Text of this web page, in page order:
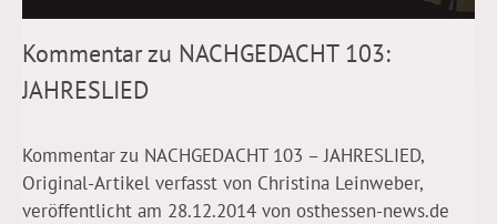
Kommentar zu NACHGEDACHT 103:
JAHRESLIED
Kommentar zu NACHGEDACHT 103 – JAHRESLIED,
Original-Artikel verfasst von Christina Leinweber,
veröffentlicht am 28.12.2014 von osthessen-news.de